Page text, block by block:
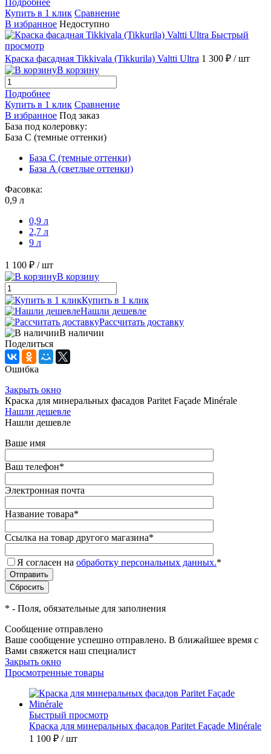
Подробнее
Купить в 1 клик Сравнение
В избранное Недоступно
Быстрый
просмотр
Краска фасадная Tikkivala (Tikkurila) Valtti Ultra 1 300 ₽ / шт
В корзину
Подробнее
Купить в 1 клик Сравнение
В избранное Под заказ
База под колеровку:
База С (темные оттенки)
База С (темные оттенки)
База A (светлые оттенки)
Фасовка:
0,9 л
0,9 л
2,7 л
9 л
1 100 ₽ / шт
В корзину
Купить в 1 клик
Нашли дешевле
Рассчитать доставку
В наличии
Поделиться
Ошибка
Закрыть окно
Краска для минеральных фасадов Paritet Façade Minérale
Нашли дешевле
Нашли дешевле
Ваше имя
Ваш телефон*
Электронная почта
Название товара*
Ссылка на товар другого магазина*
Я согласен на обработку персональных данных.*
* - Поля, обязательные для заполнения
Сообщение отправлено
Ваше сообщение успешно отправлено. В ближайшее время с
Вами свяжется наш специалист
Закрыть окно
Просмотренные товары
Быстрый просмотр
Краска для минеральных фасадов Paritet Façade Minérale
1 100 ₽ / шт